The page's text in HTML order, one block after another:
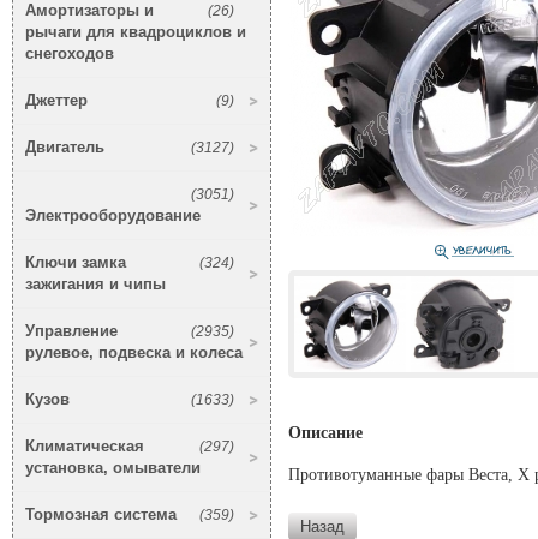
(26)
Амортизаторы и
рычаги для квадроциклов и
снегоходов
(9)
Джеттер
(3127)
Двигатель
(3051)
Электрооборудование
(324)
Ключи замка
зажигания и чипы
(2935)
Управление
рулевое, подвеска и колеса
(1633)
Кузов
(297)
Климатическая
установка, омыватели
(359)
Тормозная система
Описание
Противотуманные фары Веста,